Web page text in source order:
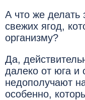
А что же делать
свежих ягод,
организму?
Да,
далеко от юга и
недополучают
особенно,